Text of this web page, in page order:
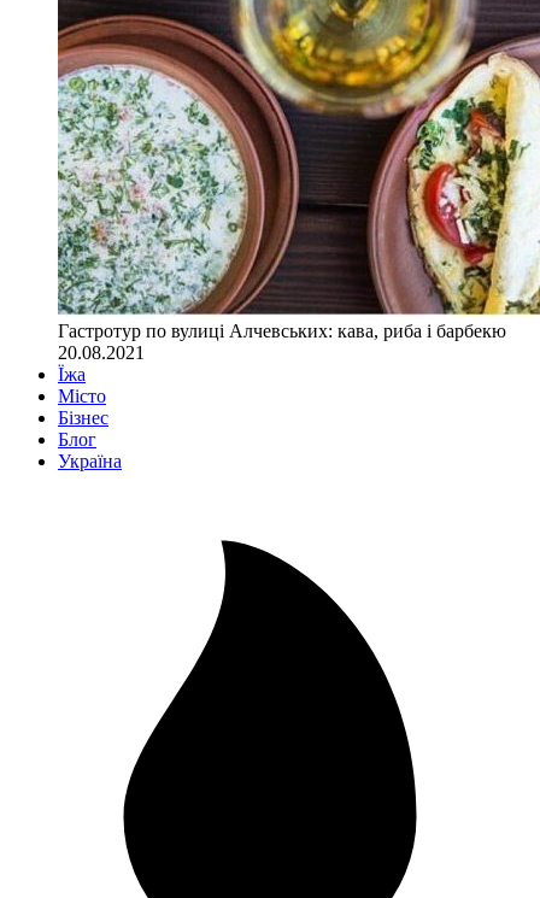
Гастротур по вулиці Алчевських: кава, риба і барбекю
20.08.2021
Їжа
Місто
Бізнес
Блог
Україна